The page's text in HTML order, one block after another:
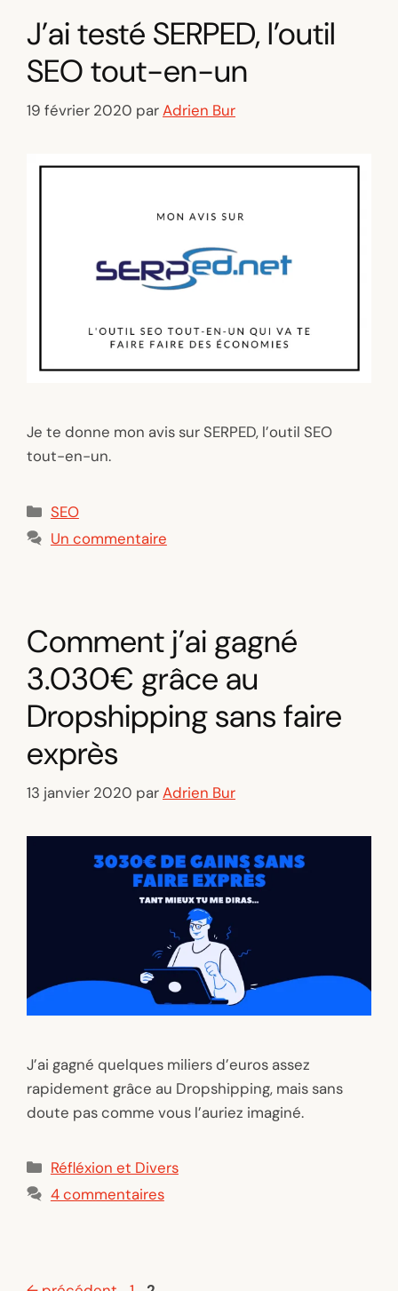
J’ai testé SERPED, l’outil
SEO tout-en-un
19 février 2020 parAdrien Bur
Je te donne mon avis sur SERPED, l’outil SEO
tout-en-un.
Catégories
SEO
Un commentaire
Comment j’ai gagné
3.030€ grâce au
Dropshipping sans faire
exprès
13 janvier 2020 parAdrien Bur
J’ai gagné quelques miliers d’euros assez
rapidement grâce au Dropshipping, mais sans
doute pas comme vous l’auriez imaginé.
Catégories
Réfléxion et Divers
4 commentaires